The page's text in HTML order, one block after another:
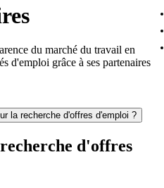
du marché du travail en
d'emploi grâce à ses partenaires
la recherche d'offres d'emploi ?
d'offres